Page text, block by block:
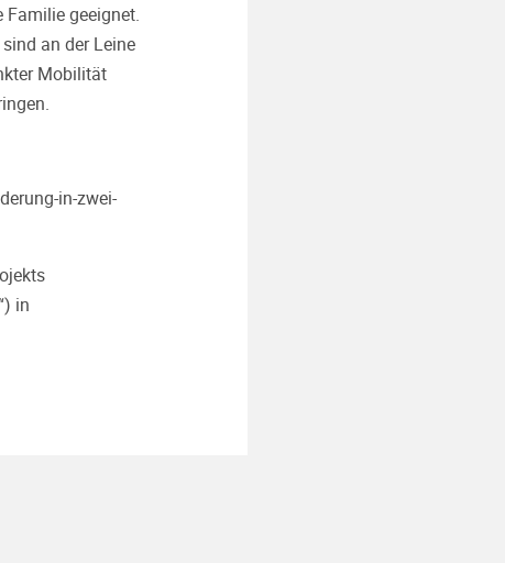
Familie geeignet.
an der Leine
Mobilität
in-zwei-
in